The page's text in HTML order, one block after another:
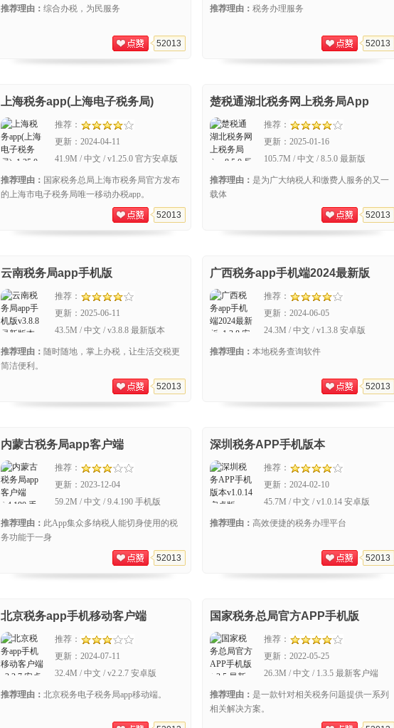
推荐理由： 综合办税，为民服务
52013
推荐理由： 税务办理服务
52013
上海税务app(上海电子税务局)
推荐：
更新： 2024-04-11
41.9M / 中文 / v1.25.0 官方安卓版
推荐理由： 国家税务总局上海市税务局官方发布
的上海市电子税务局唯一移动办税app。
52013
楚税通湖北税务网上税务局App
推荐：
更新： 2025-01-16
105.7M / 中文 / 8.5.0 最新版
推荐理由： 是为广大纳税人和缴费人服务的又一
载体
52013
云南税务局app手机版
推荐：
更新： 2025-06-11
43.5M / 中文 / v3.8.8 最新版本
推荐理由： 随时随地，掌上办税，让生活交税更
简洁便利。
52013
广西税务app手机端2024最新版
推荐：
更新： 2024-06-05
24.3M / 中文 / v1.3.8 安卓版
推荐理由： 本地税务查询软件
52013
内蒙古税务局app客户端
推荐：
更新： 2023-12-04
59.2M / 中文 / 9.4.190 手机版
推荐理由： 此App集众多纳税人能切身使用的税
务功能于一身
52013
深圳税务APP手机版本
推荐：
更新： 2024-02-10
45.7M / 中文 / v1.0.14 安卓版
推荐理由： 高效便捷的税务办理平台
52013
北京税务app手机移动客户端
推荐：
更新： 2024-07-11
32.4M / 中文 / v2.2.7 安卓版
推荐理由： 北京税务电子税务局app移动端。
国家税务总局官方APP手机版
推荐：
更新： 2022-05-25
26.3M / 中文 / 1.3.5 最新客户端
推荐理由： 是一款针对相关税务问题提供一系列
相关解决方案。